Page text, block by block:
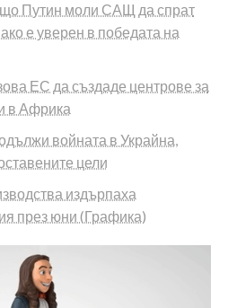
Путин моли САЩ да спрат
е уверен в победата на
ЕС да създаде центрове за
в Африка
войната в Украйна,
цели
издърпаха
през юни (Графика)